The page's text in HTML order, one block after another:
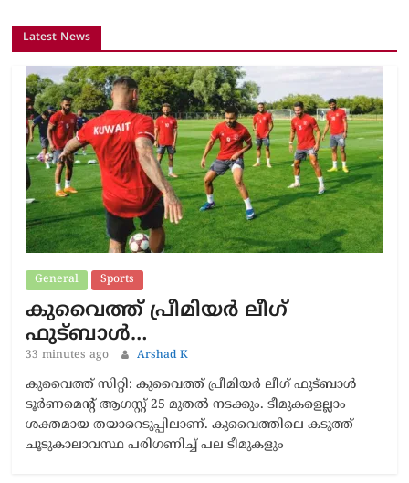
Latest News
General Sports
കുവൈത്ത് പ്രീമിയർ ലീഗ്
ഫുട്ബാൾ…
33 minutes ago Arshad K
കുവൈത്ത് സിറ്റി: കുവൈത്ത് പ്രീമിയർ ലീഗ് ഫുട്ബാൾ
ടൂർണമെന്റ് ആഗസ്റ്റ് 25 മുതൽ നടക്കും. ടീമുകളെല്ലാം
ശക്തമായ തയാറെടുപ്പിലാണ്. കുവൈത്തിലെ കടുത്ത്
ചൂടുകാലാവസ്ഥ പരിഗണിച്ച് പല ടീമുകളും